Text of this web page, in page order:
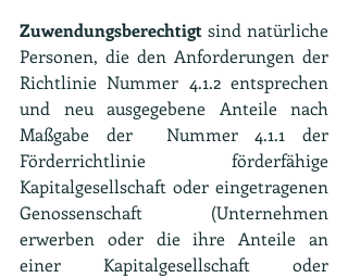
Zuwendungsberechtigt sind natürliche
Personen, die den Anforderungen der
Richtlinie Nummer 4.1.2 entsprechen
und neu ausgegebene Anteile nach
Maßgabe der  Nummer 4.1.1 der
Förderrichtlinie förderfähige
Kapitalgesellschaft oder eingetragenen
Genossenschaft (Unternehmen
erwerben oder die ihre Anteile an
einer Kapitalgesellschaft oder